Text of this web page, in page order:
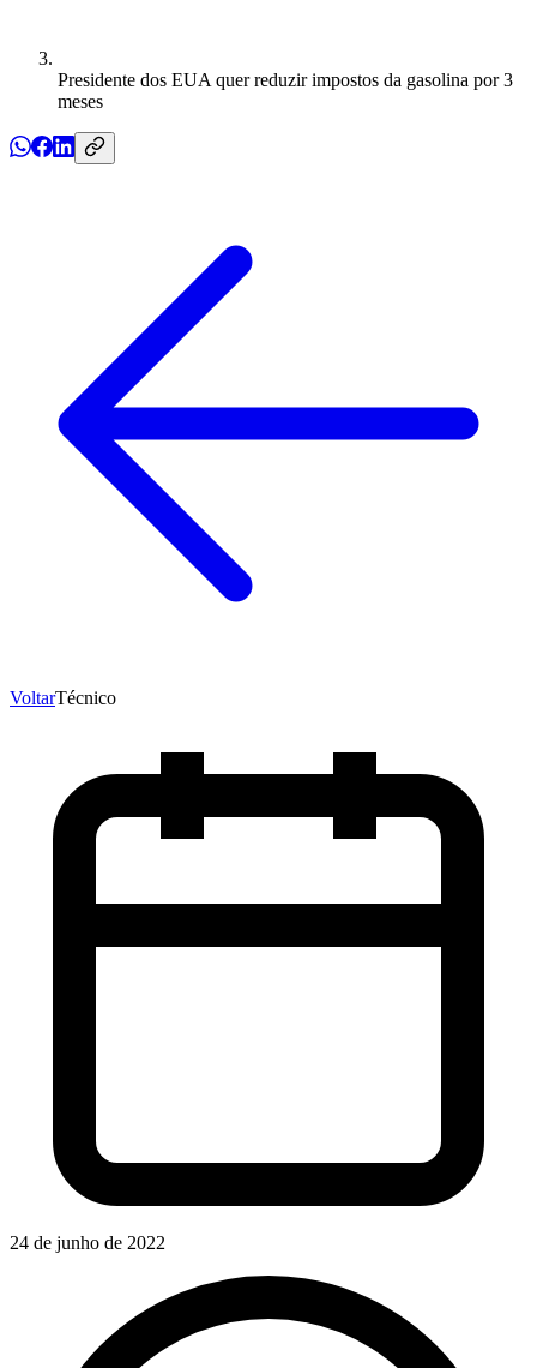
Presidente dos EUA quer reduzir impostos da gasolina por 3
meses
VoltarTécnico
24 de junho de 2022